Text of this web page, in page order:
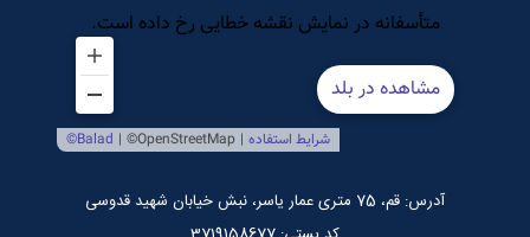
مرکز بین المللی نشر اسراء
پایگاه اطلاع رسانی استاد مرتضی جوادی آملی
آدرس: قم، 75 متری عمار یاسر، نبش خیابان شهید قدوسی